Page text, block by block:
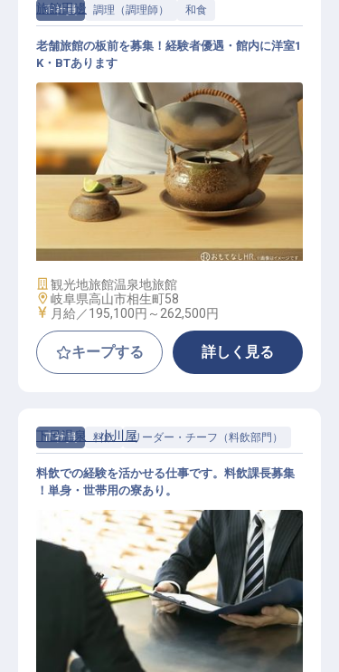
正社員 調理（調理師） 和食
和食 / 正社員
旅館田邊
老舗旅館の板前を募集！経験者優遇・館内に洋室1
K・BTあります
施設業態
観光地旅館温泉地旅館
勤務地
岐阜県高山市相生町58
給与
月給／195,100円～ 262,500円
キープする 詳しく見る
正社員 料飲 リーダー・チーフ（料飲部門）
リーダー・チーフ（料飲部門） / 正
社員
下呂温泉 小川屋
料飲での経験を活かせる仕事です。料飲課長募集
！単身・世帯用の寮あり。